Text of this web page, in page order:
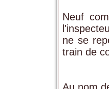
Neuf
ne se
train de